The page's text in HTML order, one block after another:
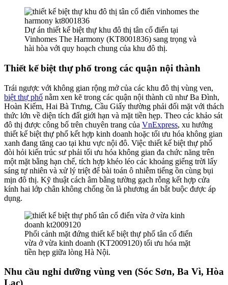
Dự án thiết kế biệt thự khu đô thị tân cổ điển tại
Vinhomes The Harmony (KT8001836) sang trọng và
hài hòa với quy hoạch chung của khu đô thị.
Thiết kế biệt thự phố trong các quận nội thành
Trái ngược với không gian rộng mở của các khu đô thị vùng ven,
biệt thự phố nằm xen kẽ trong các quận nội thành cũ như Ba Đình,
Hoàn Kiếm, Hai Bà Trưng, Cầu Giấy thường phải đối mặt với thách
thức lớn về diện tích đất giới hạn và mặt tiền hẹp. Theo các khảo sát
đô thị được công bố trên chuyên trang của VnExpress, xu hướng
thiết kế biệt thự phố kết hợp kinh doanh hoặc tối ưu hóa không gian
xanh đang tăng cao tại khu vực nội đô. Việc thiết kế biệt thự phố
đòi hỏi kiến trúc sư phải tối ưu hóa không gian đa chức năng trên
một mặt bằng hạn chế, tích hợp khéo léo các khoảng giếng trời lấy
sáng tự nhiên và xử lý triệt để bài toán ô nhiễm tiếng ồn cùng bụi
mịn đô thị. Kỹ thuật cách âm bằng tường gạch rỗng kết hợp cửa
kính hai lớp chân không chống ồn là phương án bắt buộc được áp
dụng.
Phối cảnh mặt đứng thiết kế biệt thự phố tân cổ điển
vừa ở vừa kinh doanh (KT2009120) tối ưu hóa mặt
tiền hẹp giữa lòng Hà Nội.
Nhu cầu nghỉ dưỡng vùng ven (Sóc Sơn, Ba Vì, Hòa
Lạc)